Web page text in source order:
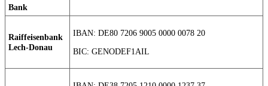
Bank
Raiffeisenbank
Lech-Donau
IBAN: DE80 7206 9005 0000 0078 20
BIC: GENODEF1AIL